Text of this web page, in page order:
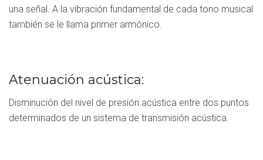
una señal. A la vibración fundamental de cada tono musical
también se le llama primer armónico.
Atenuación acústica:
Disminución del nivel de presión acústica entre dos puntos
determinados de un sistema de transmisión acústica.